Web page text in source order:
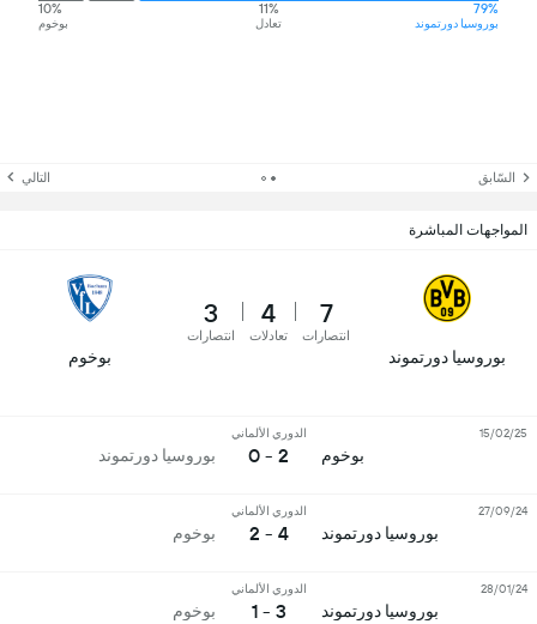
79%
بوروسيا دورتموند
11%
تعادل
10%
بوخوم
السّابق التالي
المواجهات المباشرة
بوروسيا دورتموند
7
انتصارات
4
تعادلات
3
انتصارات
بوخوم
بوخوم
الدوري الألماني
2 - 0 بوروسيا دورتموند
15/02/25
بوروسيا دورتموند
الدوري الألماني
4 - 2 بوخوم
27/09/24
بوروسيا دورتموند
الدوري الألماني
3 - 1 بوخوم
28/01/24